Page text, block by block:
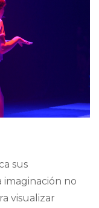
sus
no
visualizar